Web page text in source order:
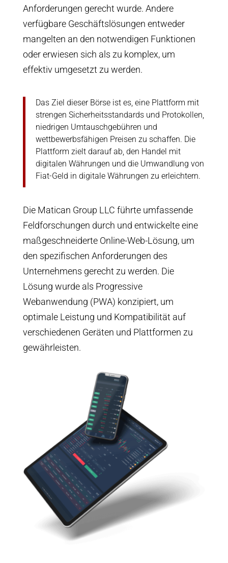
Anforderungen gerecht wurde. Andere
verfügbare Geschäftslösungen entweder
mangelten an den notwendigen Funktionen
oder erwiesen sich als zu komplex, um
effektiv umgesetzt zu werden.
Das Ziel dieser Börse ist es, eine Plattform mit
strengen Sicherheitsstandards und Protokollen,
niedrigen Umtauschgebühren und
wettbewerbsfähigen Preisen zu schaffen. Die
Plattform zielt darauf ab, den Handel mit
digitalen Währungen und die Umwandlung von
Fiat-Geld in digitale Währungen zu erleichtern.
Die Matican Group LLC führte umfassende
Feldforschungen durch und entwickelte eine
maßgeschneiderte Online-Web-Lösung, um
den spezifischen Anforderungen des
Unternehmens gerecht zu werden. Die
Lösung wurde als Progressive
Webanwendung (PWA) konzipiert, um
optimale Leistung und Kompatibilität auf
verschiedenen Geräten und Plattformen zu
gewährleisten.